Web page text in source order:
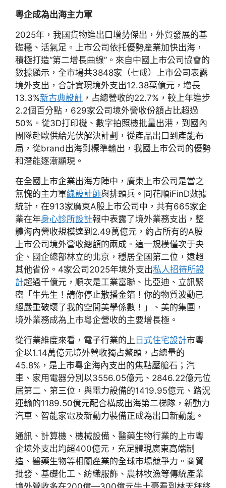
粵企成為出海主力軍
2025年，我國貨物進出口增勢傑出，外貿發展的基
礎穩、活氣足。上市公司依托優勢產業加快出海，
積極打造“第二增長曲線”。來自中國上市公司協會的
數據顯示，全市場共3848家（七成）上市公司表露
境外支出，合計實現境外支出12.38萬億元，增長
13.3%新古典設計 ，占總營收的22.7%，較上年進步
2.2個百分點，629家公司境外營收份額占比超過
50%。從3D打印機、數字拍照機批量出港，到國內
團隊赴歐供給光伏解決計劃，從產品出口到產能布
局，從brand出海到標準輸出，我國上市公司的優勢
和潛能逐漸顯現。
在全國上市企業出海方陣中，廣東上市公司是當之
無愧的主力軍綠設計師與排頭兵。同花順iFinD數據
統計，在913家廣東A股上市公司中，共有665家企
業在年身心診所設計報中表露了境外業務支出，整
體海內營收規模達到2.49萬億元，約占所有的A股
上市公司境外營收總額的兩成。這一規模僅次于央
企、國企總部林立的北京，穩居全國第二位，遠超
其他省份。4家公司2025年境外支出私人招待所設
計超過千億元，順次是工業富聯、比亞迪、立訊緊
密「牛先生！請你停止散播金箔！你的物質波動已
經嚴重破壞了我的空間美學係數！」、美的集團，
境外業務成為上市粵企營收的主要增長極。
從行業維度來看，電子行業的上 日式住宅設計市粵
企以1.14萬億元境外營收獨占鰲頭，占總量的
45.8%，是上市粵企海內支出的焦點壓艙石；汽
車、家用電器分別以3556.05億元、2846.22億元位
居第二、第三位，與電力設備的1419.95億元、路況
運輸的1189.50億元配合構成出海第二梯隊，新動力
汽車、智能家電及新動力裝備正成為出口新動能。
通訊、計算機、機械設備、醫藥生物行業的上市粵
企境外支出均超400億元，充足體現廣東高端制
造、醫藥生物等相關產業的全球市場競爭力。商貿
批發、基礎化工、紡織服飾、農林牧漁等傳統產業